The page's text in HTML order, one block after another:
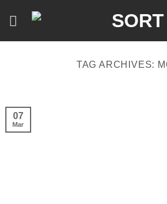
TAG ARCHIVES:
07
Mar